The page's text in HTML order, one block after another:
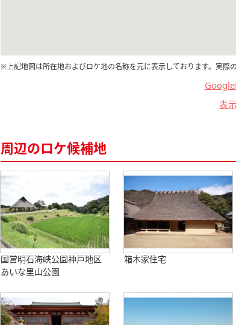
※上記地図は所在地およびロケ地の名称を元に表示しております。実際
表
周辺のロケ候補地
国営明石海峡公園神戸地区
あいな里山公園
箱木家住宅